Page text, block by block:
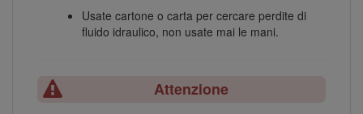
Usate cartone o carta per cercare perdite di
fluido idraulico, non usate mai le mani.
Attenzione